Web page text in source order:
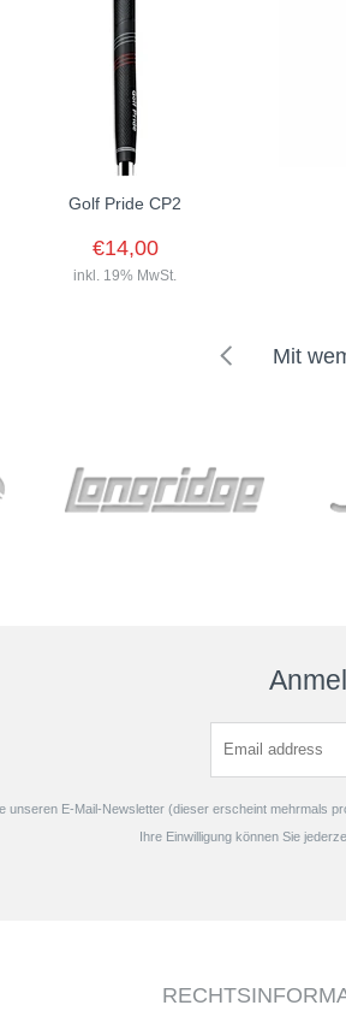
Golf Pride CP2
€14,00
inkl. 19% MwSt.
Der CP2 ist Golf Pride’s erster
Performance Griff mit einer
Mit
unseren E-Mail-Newsletter (dieser erscheint mehrmals
Ihre Einwilligung können Sie